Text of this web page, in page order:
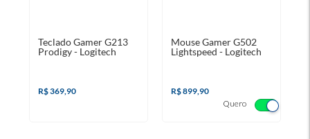
Teclado Gamer G213
Prodigy - Logitech
R$ 369,90
Quero
Mouse Gamer G502
Lightspeed - Logitech
R$ 899,90